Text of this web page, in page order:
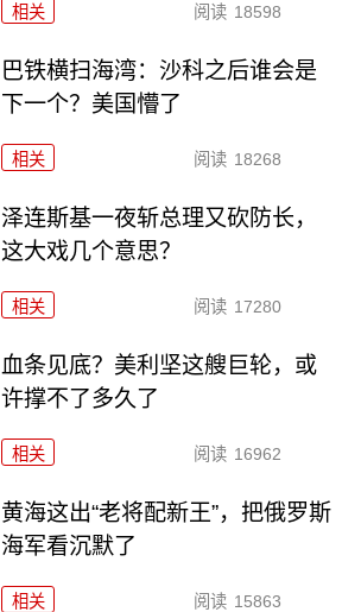
相关 阅读 18598
巴铁横扫海湾：沙科之后谁会是
下一个？美国懵了
相关 阅读 18268
泽连斯基一夜斩总理又砍防长，
这大戏几个意思？
相关 阅读 17280
血条见底？美利坚这艘巨轮，或
许撑不了多久了
相关 阅读 16962
黄海这出“老将配新王”，把俄罗斯
海军看沉默了
相关 阅读 15863